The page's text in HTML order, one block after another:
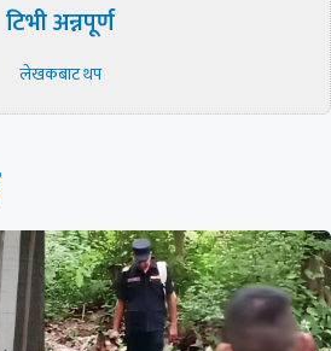
टिभी अन्नपूर्ण
लेखकबाट थप